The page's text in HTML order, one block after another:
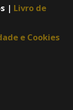
| Livro de
e Cookies